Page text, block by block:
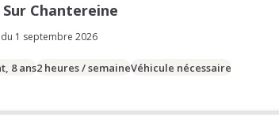
Chantereine
1 septembre 2026
8 ans2 heures / semaineVéhicule nécessaire